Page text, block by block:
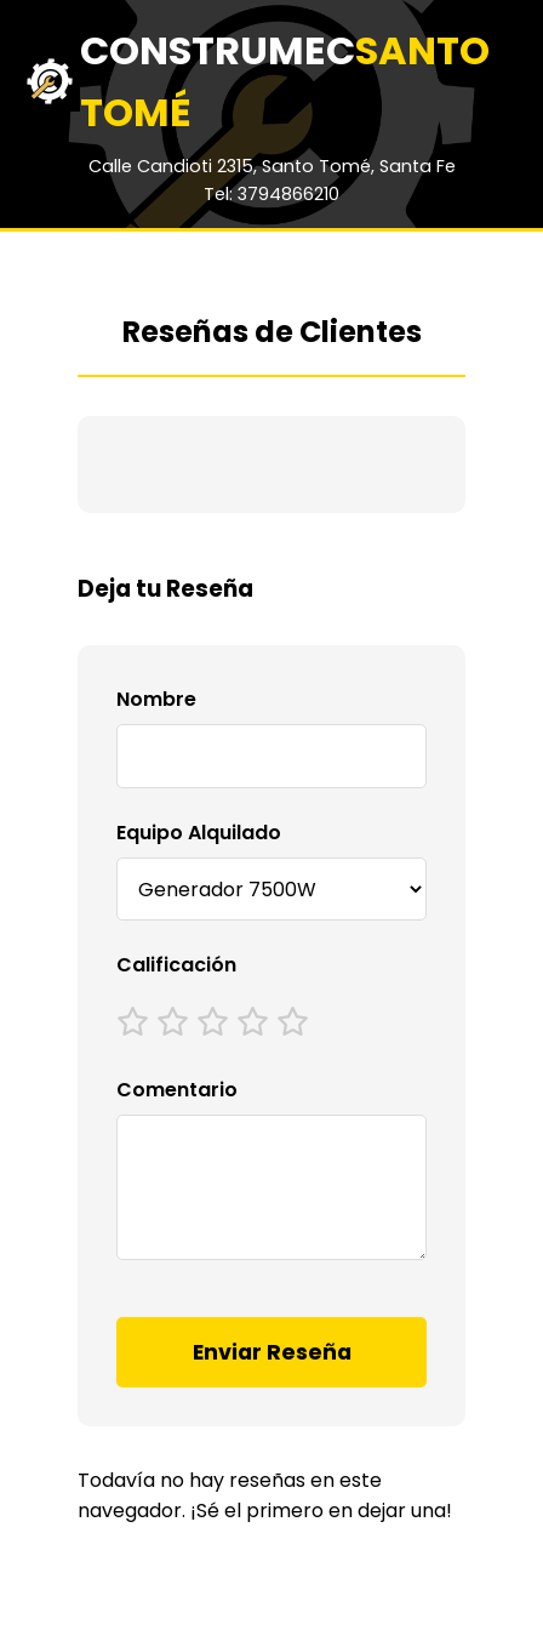
CONSTRUMECSANTO
TOMÉ
Calle Candioti 2315, Santo Tomé, Santa Fe
Tel: 3794866210
Reseñas de Clientes
Deja tu Reseña
Nombre
Equipo Alquilado
Calificación
Comentario
Enviar Reseña
Todavía no hay reseñas en este
navegador. ¡Sé el primero en dejar una!